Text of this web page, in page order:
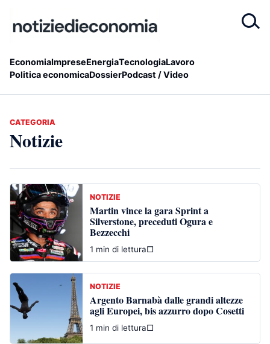
EconomiaImpreseEnergiaTecnologiaLavoro
Politica economicaDossierPodcast / Video
CATEGORIA
Notizie
NOTIZIE
Martin vince la gara Sprint a
Silverstone, preceduti Ogura e
Bezzecchi
1 min di lettura□
NOTIZIE
Argento Barnabà dalle grandi altezze
agli Europei, bis azzurro dopo Cosetti
1 min di lettura□